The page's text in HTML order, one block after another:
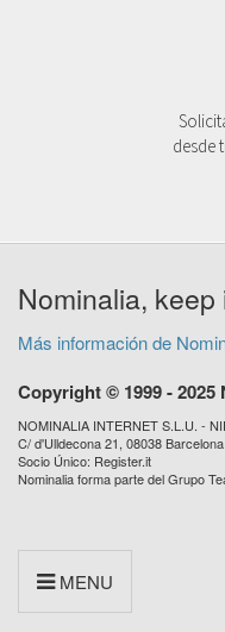
desde
Nominalia, keep
Más información de
Copyright © 1999 - 2025
NOMINALIA INTERNET S.L.U. -
C/ d'Ulldecona 21, 08038 Barcelona
Socio Único: Register.it
Nominalia forma parte del Grupo
MENU